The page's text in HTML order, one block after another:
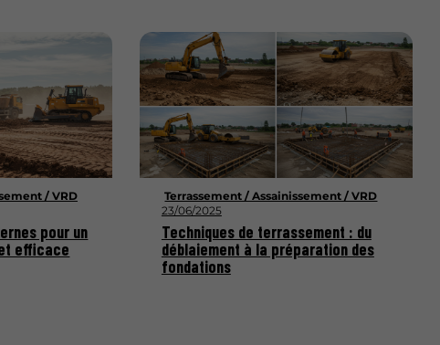
/ VRD
pour un
efficace
Terrassement / Assainissement / VRD
23/06/2025
Techniques de terrassement : du
déblaiement à la préparation des
fondations